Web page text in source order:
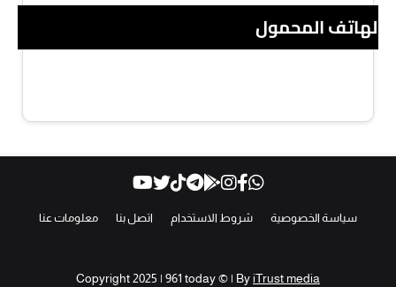
الهاتف المحمول
سياسة الخصوصية شروط الاستخدام اتصل بنا معلومات عنا
Copyright 2025 | 961 today © | By iTrust media